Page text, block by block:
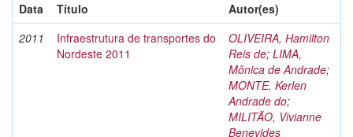
Data
Título
Autor(es)
2011
Infraestrutura de transportes do
Nordeste 2011
OLIVEIRA, Hamilton
Reis de; LIMA,
Mônica de Andrade;
MONTE, Kerlen
Andrade do;
MILITÃO, Vivianne
Benevides